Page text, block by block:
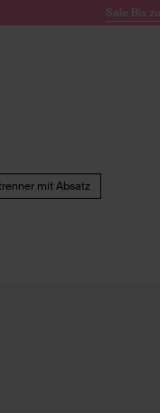
Sale Bis
mit Absatz